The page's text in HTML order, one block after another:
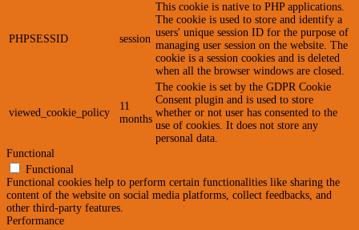
PHPSESSID session
This cookie is native to PHP applications.
The cookie is used to store and identify a
users' unique session ID for the purpose of
managing user session on the website. The
cookie is a session cookies and is deleted
when all the browser windows are closed.
viewed_cookie_policy
11
months
The cookie is set by the GDPR Cookie
Consent plugin and is used to store
whether or not user has consented to the
use of cookies. It does not store any
personal data.
Functional
Functional
Functional cookies help to perform certain functionalities like sharing the
content of the website on social media platforms, collect feedbacks, and
other third-party features.
Performance